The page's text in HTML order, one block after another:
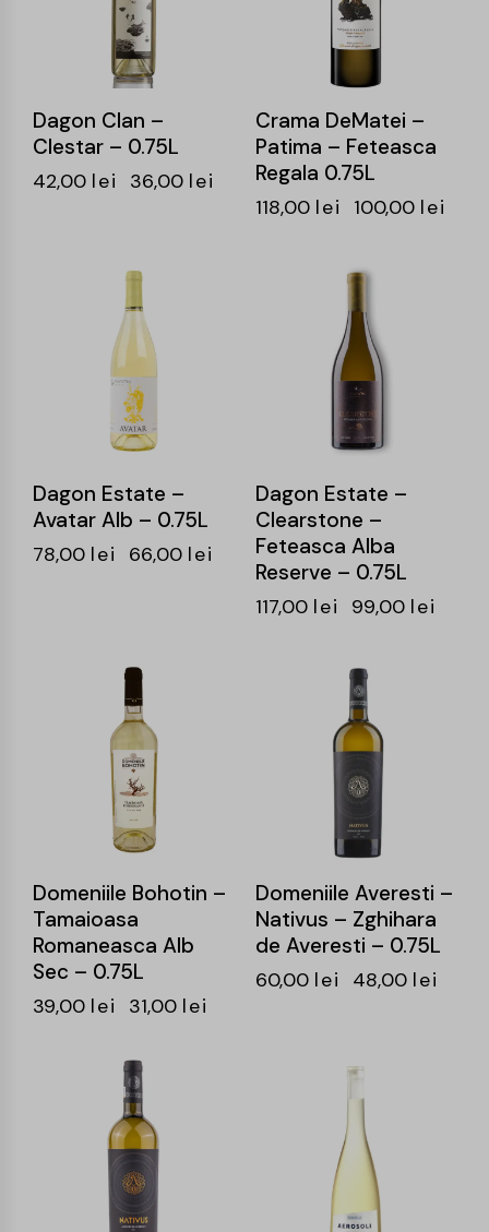
Dagon Clan –
Clestar – 0.75L
42,00 lei 36,00 lei
Crama DeMatei –
Patima – Feteasca
Regala 0.75L
118,00 lei 100,00 lei
Dagon Estate –
Avatar Alb – 0.75L
78,00 lei 66,00 lei
Dagon Estate –
Clearstone –
Feteasca Alba
Reserve – 0.75L
117,00 lei 99,00 lei
Domeniile Bohotin –
Tamaioasa
Romaneasca Alb
Sec – 0.75L
39,00 lei 31,00 lei
Domeniile Averesti –
Nativus – Zghihara
de Averesti – 0.75L
60,00 lei 48,00 lei